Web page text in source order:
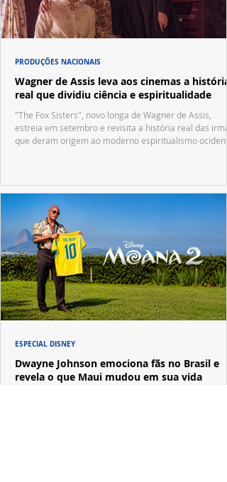
Wagner de Assis leva aos cinemas a história
real que dividiu ciência e espiritualidade
"The Fox Sisters", novo longa de Wagner de Assis,
estreia em setembro e revisita a história real das
que deram origem ao moderno espiritualismo
PRODUÇÕES NACIONAIS
Dwayne Johnson emociona fãs no Brasil e
revela o que Maui mudou em sua vida
ESPECIAL DISNEY